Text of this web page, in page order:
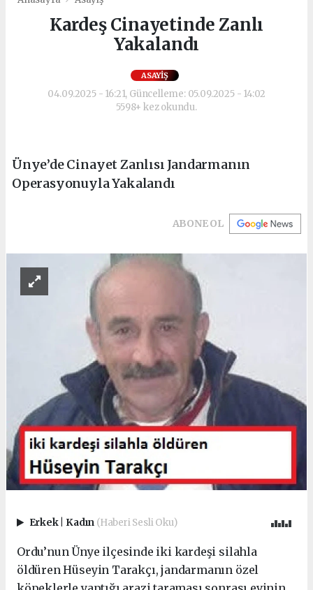
Kardeş Cinayetinde Zanlı
Yakalandı
ASAYIŞ
04.09.2025 - 16:21, Güncelleme: 05.09.2025 - 14:02
5598+ kez okundu.
Ünye’de Cinayet Zanlısı Jandarmanın
Operasyonuyla Yakalandı
ABONE OL
Erkek Kadın (Haberi Sesli Oku)
Ordu’nun Ünye ilçesinde iki kardeşi silahla
öldüren Hüseyin Tarakçı, jandarmanın özel